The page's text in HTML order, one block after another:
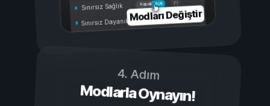
Açık
Kapalı
Sınırsız Sağlık
Sınırsız DayanıklılıkModları Değiştir
4. Adım
Modlarla Oynayın!